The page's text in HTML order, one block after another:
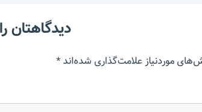
دیدگاهتان
موردنیاز علامت‌گذاری شده‌اند*